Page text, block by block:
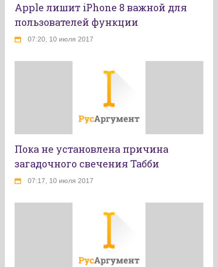
Apple лишит iPhone 8 важной для
пользователей функции
07:20, 10 июля 2017
Пока не установлена причина
загадочного свечения Табби
07:17, 10 июля 2017